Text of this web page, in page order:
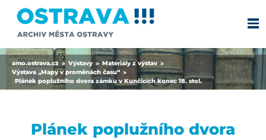
amo.ostrava.cz > Výstavy > Materiály z výstav >
Výstava „Mapy v proměnách času“ >
Plánek poplužního dvora zámku v Kunčicích konec 18. stol.
Plánek poplužního dvora